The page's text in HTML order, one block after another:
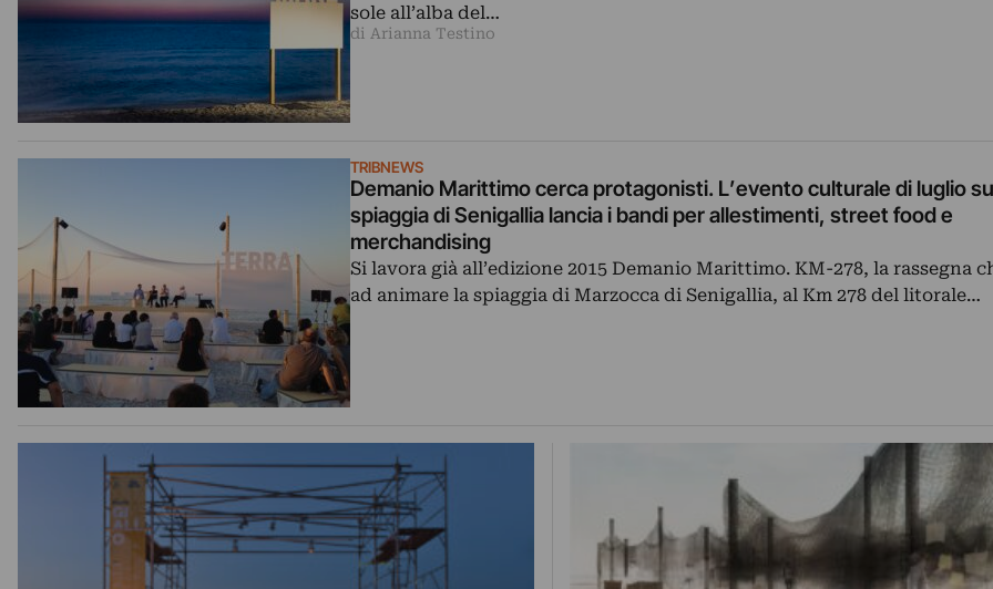
sole all’alba del…
di Arianna Testino
TRIBNEWS
Demanio Marittimo cerca protagonisti. L’evento culturale di luglio
spiaggia di Senigallia lancia i bandi per allestimenti, street food e
merchandising
Si lavora già all’edizione 2015 Demanio Marittimo. KM-278, la rassegna
ad animare la spiaggia di Marzocca di Senigallia, al Km 278 del litorale…